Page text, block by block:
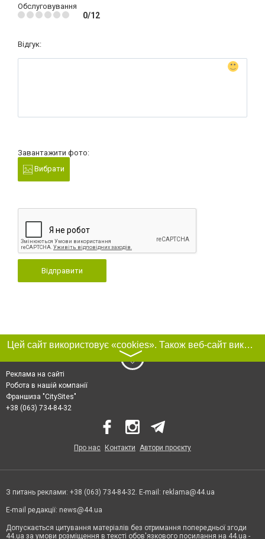
Обслуговування
0/12
Відгук:
Завантажити фото:
Вибрати
Відправити
Цей сайт використовує «cookies». Також веб-сайт використовує інтернет-сервіс для збору технічних даних стосовно відвідувачів з метою отримання маркетингової та статистичної інформації. Умови обробки даних відвідувачів сайту див.
〉
Реклама на сайті
Робота в нашій компанії
Франшиза "CitySites"
+38 (063) 734-84-32
Про нас Контакти Автори проєкту
З питань реклами: +38 (063) 734-84-32. E-mail: reklama@44.ua
E-mail редакції: news@44.ua
Допускається цитування матеріалів без отримання попередньої згоди
44.ua за умови розміщення в тексті обов'язкового посилання на 44.ua -